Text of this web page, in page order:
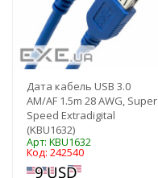
Дата кабель USB 3.0
AM/AF 1.5m 28 AWG, Super
Speed Extradigital
(KBU1632)
Арт: KBU1632
Код: 242540